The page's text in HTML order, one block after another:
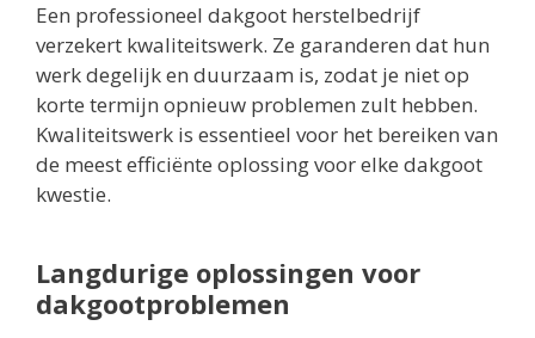
Een professioneel dakgoot herstelbedrijf
verzekert kwaliteitswerk. Ze garanderen dat hun
werk degelijk en duurzaam is, zodat je niet op
korte termijn opnieuw problemen zult hebben.
Kwaliteitswerk is essentieel voor het bereiken van
de meest efficiënte oplossing voor elke dakgoot
kwestie.
Langdurige oplossingen voor
dakgootproblemen